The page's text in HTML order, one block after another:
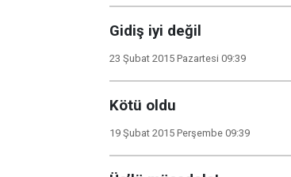
Gidiş iyi değil
23 Şubat 2015 Pazartesi 09:39
Kötü oldu
19 Şubat 2015 Perşembe 09:39